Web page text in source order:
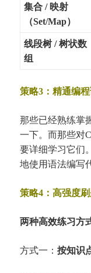
集合 / 映射
（Set/Map）
线段树 / 树状数
组
策略3：精通编
那些已经熟练掌
一下。而那些对
要详细学习它们
地使用语法编写
策略4：高强度
两种高效练习方
方式一：按知识